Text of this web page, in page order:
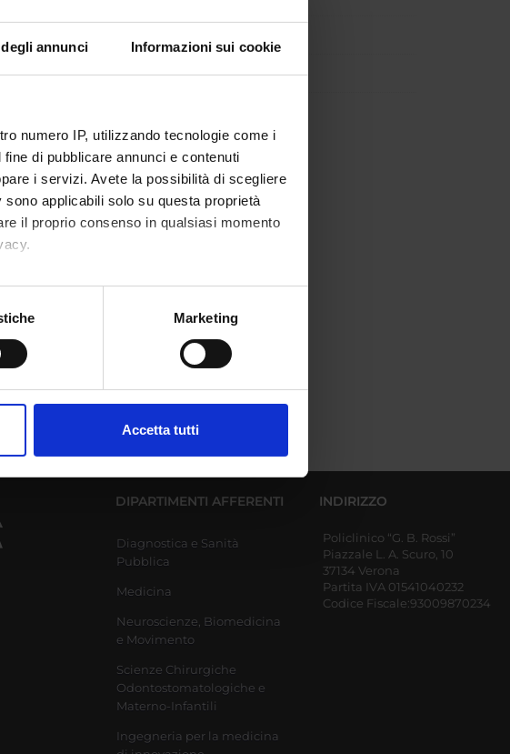
annunci Informazioni sui cookie
numero IP, utilizzando tecnologie come i
di pubblicare annunci e contenuti
i servizi. Avete la possibilità di scegliere
applicabili solo su questa proprietà
il proprio consenso in qualsiasi momento
di qualche metro,
cookie.
Marketing
Accetta tutti
DIPARTIMENTI AFFERENTI
Diagnostica e Sanità
Pubblica
Medicina
Neuroscienze, Biomedicina
e Movimento
Scienze Chirurgiche
Odontostomatologiche e
Materno-Infantili
Ingegneria per la medicina
INDIRIZZO
Policlinico “G. B. Rossi”
Piazzale L. A. Scuro, 10
37134 Verona
Partita IVA 01541040232
Codice Fiscale:93009870234